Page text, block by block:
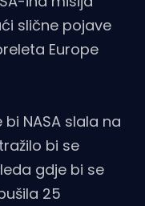
slične pojave
Europe
NASA slala na
bi se
gdje bi se
25